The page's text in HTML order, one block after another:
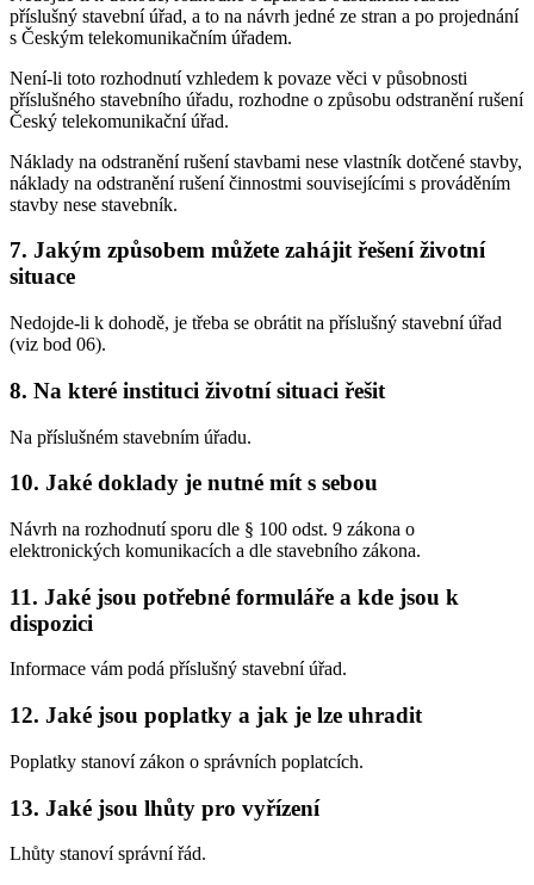
příslušný stavební úřad, a to na návrh jedné ze stran a po projednání
s Českým telekomunikačním úřadem.
Není-li toto rozhodnutí vzhledem k povaze věci v působnosti
příslušného stavebního úřadu, rozhodne o způsobu odstranění rušení
Český telekomunikační úřad.
Náklady na odstranění rušení stavbami nese vlastník dotčené stavby,
náklady na odstranění rušení činnostmi souvisejícími s prováděním
stavby nese stavebník.
7. Jakým způsobem můžete zahájit řešení životní
situace
Nedojde-li k dohodě, je třeba se obrátit na příslušný stavební úřad
(viz bod 06).
8. Na které instituci životní situaci řešit
Na příslušném stavebním úřadu.
10. Jaké doklady je nutné mít s sebou
Návrh na rozhodnutí sporu dle § 100 odst. 9 zákona o
elektronických komunikacích a dle stavebního zákona.
11. Jaké jsou potřebné formuláře a kde jsou k
dispozici
Informace vám podá příslušný stavební úřad.
12. Jaké jsou poplatky a jak je lze uhradit
Poplatky stanoví zákon o správních poplatcích.
13. Jaké jsou lhůty pro vyřízení
Lhůty stanoví správní řád.